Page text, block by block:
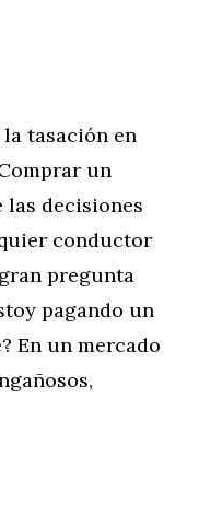
tasación en
un
las decisiones
conductor
pregunta
pagando un
En un mercado